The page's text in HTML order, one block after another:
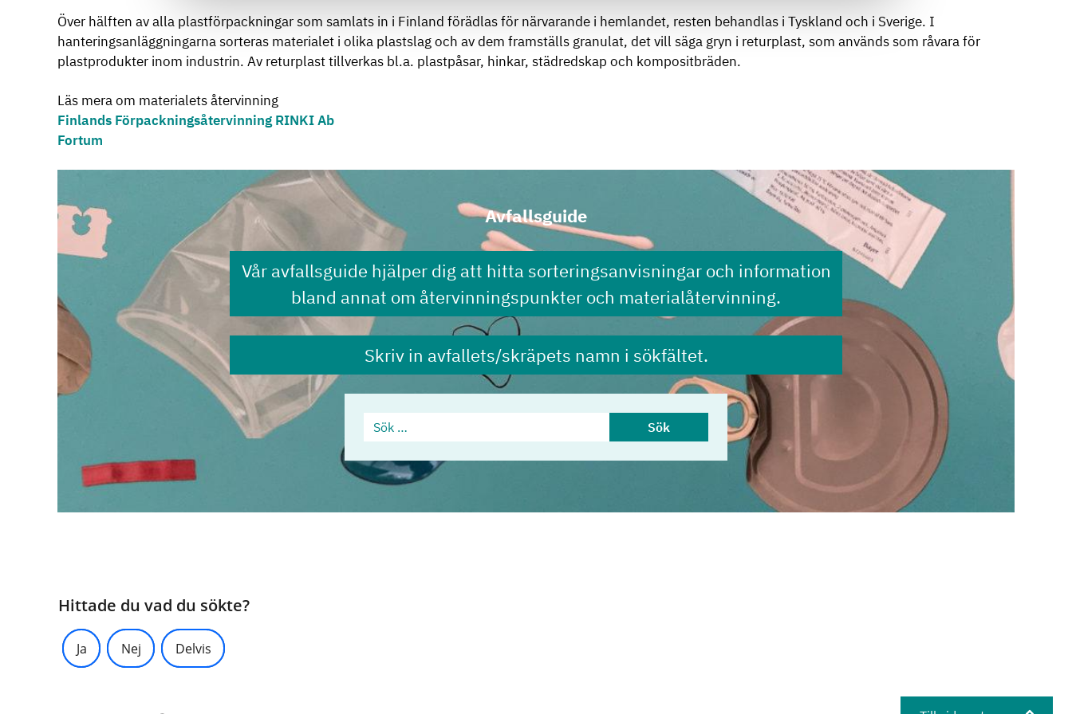
Över hälften av alla plastförpackningar som samlats in i Finland förädlas för närvarande i hemlandet, resten behandlas i Tyskland och i Sverige. I
hanteringsanläggningarna sorteras materialet i olika plastslag och av dem framställs granulat, det vill säga gryn i returplast, som används som råvara för
plastprodukter inom industrin. Av returplast tillverkas bl.a. plastpåsar, hinkar, städredskap och kompositbräden.
Läs mera om materialets återvinning
Finlands Förpackningsåtervinning RINKI Ab
Fortum
Avfallsguide
Vår avfallsguide hjälper dig att hitta sorteringsanvisningar och information
bland annat om återvinningspunkter och materialåtervinning.
Skriv in avfallets/skräpets namn i sökfältet.
Sök … Sök
Hittade du vad du sökte?
Ja Nej Delvis